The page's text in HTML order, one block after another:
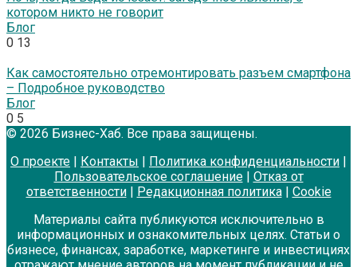
котором никто не говорит
Блог
0 13
Как самостоятельно отремонтировать разъем смартфона
– Подробное руководство
Блог
0 5
© 2026 Бизнес-Хаб. Все права защищены.
О проекте
Контакты Политика конфиденциальности
Пользовательское соглашение| Отказ от
ответственности| Редакционная политика| Cookie
Материалы сайта публикуются исключительно в
информационных и ознакомительных целях. Статьи о
бизнесе, финансах, заработке, маркетинге и инвестициях